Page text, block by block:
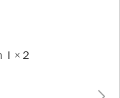
ラベンダー（ラ
）、ローズゼラ
セージ（セージ
×２